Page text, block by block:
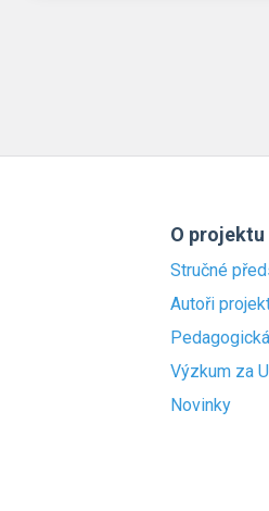
O projektu
Stručné
Autoři
Výzkum za
Novinky